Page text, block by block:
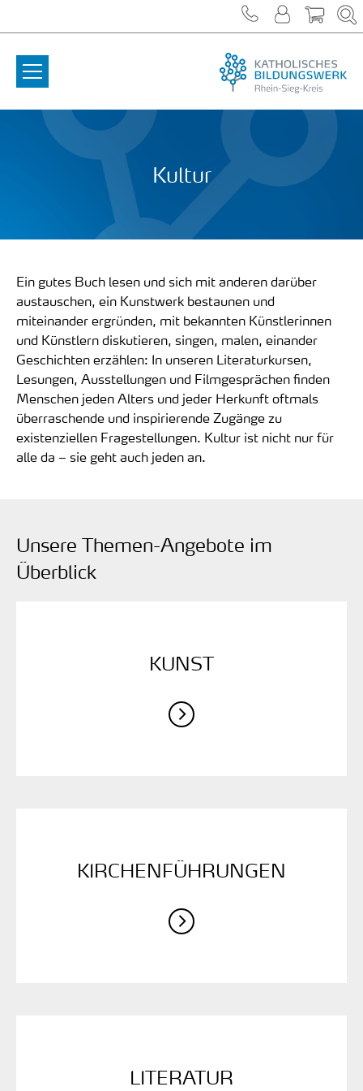
Kultur
Ein gutes Buch lesen und sich mit anderen darüber
austauschen, ein Kunstwerk bestaunen und
miteinander ergründen, mit bekannten Künstlerinnen
und Künstlern diskutieren, singen, malen, einander
Geschichten erzählen: In unseren Literaturkursen,
Lesungen, Ausstellungen und Filmgesprächen finden
Menschen jeden Alters und jeder Herkunft oftmals
überraschende und inspirierende Zugänge zu
existenziellen Fragestellungen. Kultur ist nicht nur für
alle da – sie geht auch jeden an.
Unsere Themen-Angebote im
Überblick
KUNST
KIRCHEN­FÜHRUNGEN
LITERATUR